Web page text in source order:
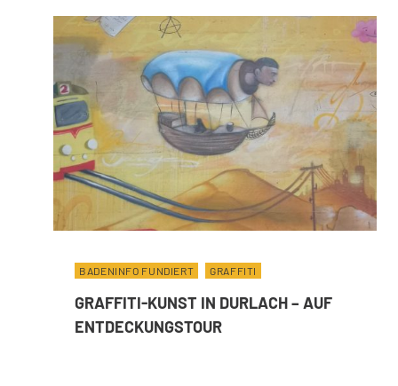
BADENINFO FUNDIERT GRAFFITI
GRAFFITI-KUNST IN DURLACH – AUF
ENTDECKUNGSTOUR